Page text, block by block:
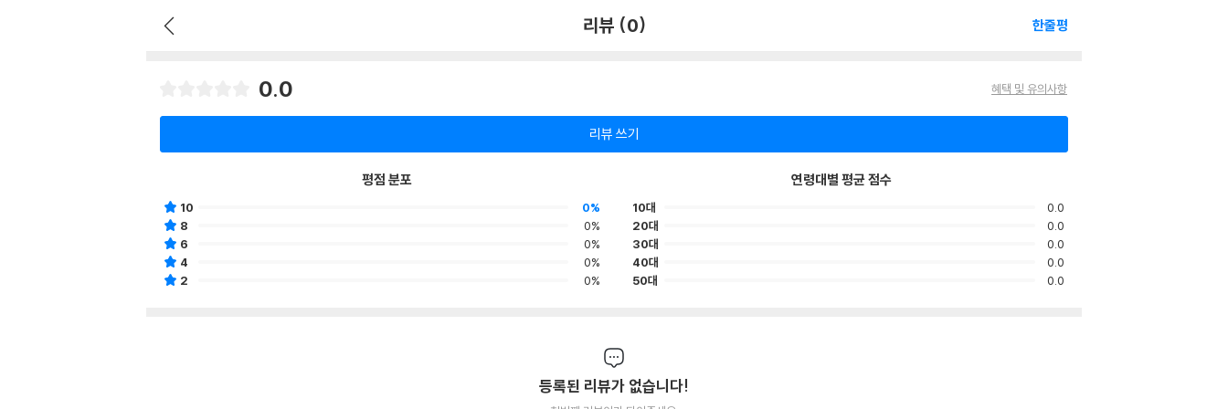
리뷰 (0) 한줄평
0.0 혜택 및 유의사항
리뷰 쓰기
평점 분포
10
0%
8
0%
6
0%
4
0%
2
0%
연령대별 평균 점수
10대
0.0
20대
0.0
30대
0.0
40대
0.0
50대
0.0
등록된 리뷰가 없습니다!